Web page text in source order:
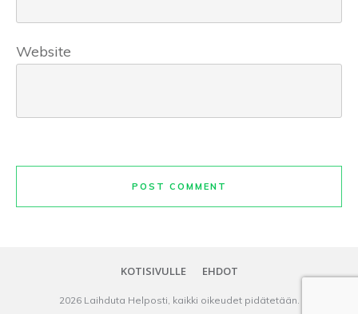
Website
POST COMMENT
KOTISIVULLE EHDOT
2026 Laihduta Helposti, kaikki oikeudet pidätetään.